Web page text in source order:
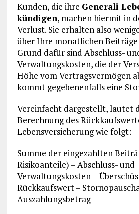
Kunden, die ihre Generali
kündigen, machen hiermit in
Verlust. Sie erhalten also
über Ihre monatlichen
Grund dafür sind Abschluss-
Verwaltungskosten, die der
Höhe vom Vertragsvermögen
kommt gegebenenfalls eine
Vereinfacht dargestellt, lautet
Berechnung des
Lebensversicherung wie folgt:
Summe der eingezahlten
Risikoanteile) – Abschluss- und
Verwaltungskosten +
Rückkaufswert –
Auszahlungsbetrag